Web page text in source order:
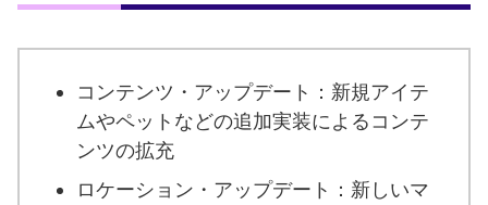
コンテンツ・アップデート：新規アイテ
ムやペットなどの追加実装によるコンテ
ンツの拡充
ロケーション・アップデート：新しいマ